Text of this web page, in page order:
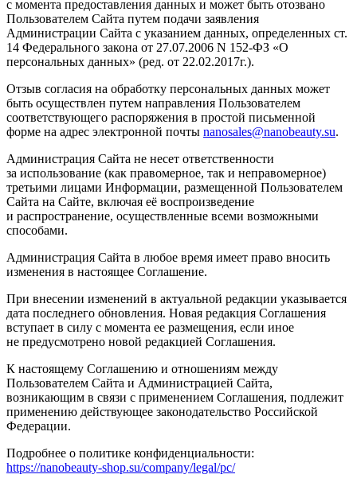
с момента предоставления данных и может быть отозвано
Пользователем Сайта путем подачи заявления
Администрации Сайта с указанием данных, определенных ст.
14 Федерального закона от 27.07.2006 N 152-ФЗ «О
персональных данных» (ред. от 22.02.2017г.).
Отзыв согласия на обработку персональных данных может
быть осуществлен путем направления Пользователем
соответствующего распоряжения в простой письменной
форме на адрес электронной почты nanosales@nanobeauty.su.
Администрация Сайта не несет ответственности
за использование (как правомерное, так и неправомерное)
третьими лицами Информации, размещенной Пользователем
Сайта на Сайте, включая её воспроизведение
и распространение, осуществленные всеми возможными
способами.
Администрация Сайта в любое время имеет право вносить
изменения в настоящее Соглашение.
При внесении изменений в актуальной редакции указывается
дата последнего обновления. Новая редакция Соглашения
вступает в силу с момента ее размещения, если иное
не предусмотрено новой редакцией Соглашения.
К настоящему Соглашению и отношениям между
Пользователем Сайта и Администрацией Сайта,
возникающим в связи с применением Соглашения, подлежит
применению действующее законодательство Российской
Федерации.
Подробнее о политике конфиденциальности:
https://nanobeauty-shop.su/company/legal/pc/